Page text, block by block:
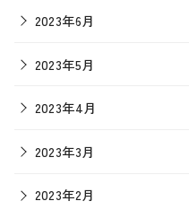
2023年6月
2023年5月
2023年4月
2023年3月
2023年2月